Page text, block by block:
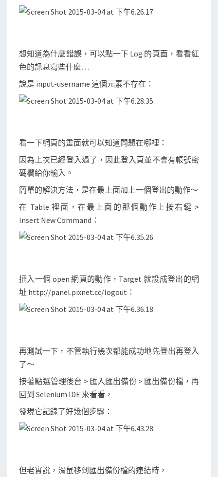
想知道為什麼錯誤，可以點一下 Log 的頁面，看看紅
色的訊息寫些什麼…
說是 input-username 這個元素不存在：
看一下網頁的畫面就可以知道問題在哪裡：
因為上次已經登入過了，因此登入頁並不會有帳號密
碼欄給你輸入。
簡單的解決方法，是在最上面加上一個登出的動作～
在 Table 裡面，在最上面的那個動作上按右鍵 >
Insert New Command：
插入一個 open 網頁的動作，Target 就設成登出的網
址 http://panel.pixnet.cc/logout：
再測試一下，不管執行幾次都能成功地先登出再登入
了～
接著點選管理後台 > 匯入匯出備份 > 匯出備份檔，再
回到 Selenium IDE 來看看，
發現它記錄了好幾個步驟：
但老實說，滑鼠移到匯出備份檔的連結時，